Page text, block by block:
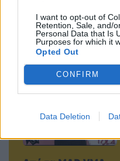
I want to opt-out of
Retention, Sale, and/
Personal Data that Is
Purposes for which it
Opted Out
CONFIRM
Data Deletion
Προηγούμενο